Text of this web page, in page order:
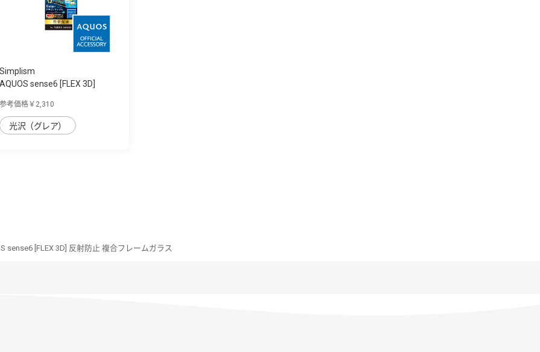
Simplism
AQUOS sense6 [FLEX 3D]
参考価格￥2,310
光沢（グレア）
sense6 [FLEX 3D] 反射防止 複合フレームガラス